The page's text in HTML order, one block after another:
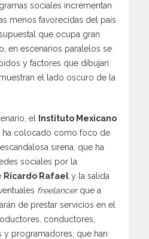
sociales incrementan
menos favorecidas del país
que ocupa gran
en escenarios paralelos se
y factores que dibujan
el lado oscuro de la
el
Instituto Mexicano
ha colocado como foco de
sirena, que ha
sociales por la
Ricardo Rafael y la salida
freelancerque a
de prestar servicios en el
conductores,
y programadores, que han